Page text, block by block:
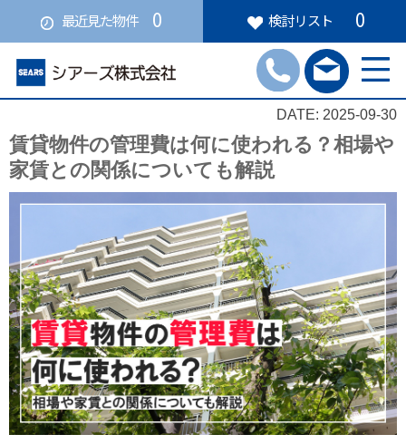
最近見た物件 0 検討リスト 0
DATE: 2025-09-30
賃貸物件の管理費は何に使われる？相場や
家賃との関係についても解説